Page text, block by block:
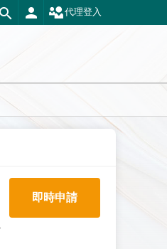
代理登入
即時申請